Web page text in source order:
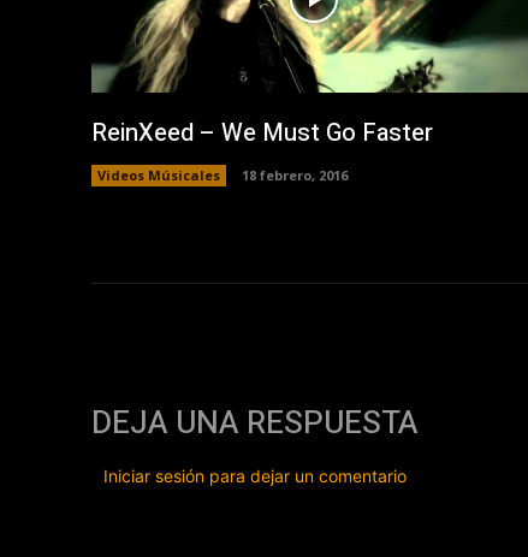
ReinXeed – We Must Go Faster
Videos Músicales 18 febrero, 2016
DEJA UNA RESPUESTA
Iniciar sesión para dejar un comentario